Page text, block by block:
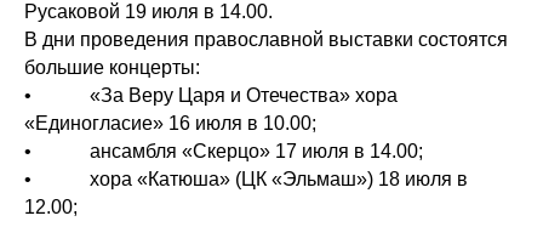
Русаковой 19 июля в 14.00.
В дни проведения православной выставки состоятся
большие концерты:
• «За Веру Царя и Отечества» хора
«Единогласие» 16 июля в 10.00;
• ансамбля «Скерцо» 17 июля в 14.00;
• хора «Катюша» (ЦК «Эльмаш») 18 июля в
12.00;